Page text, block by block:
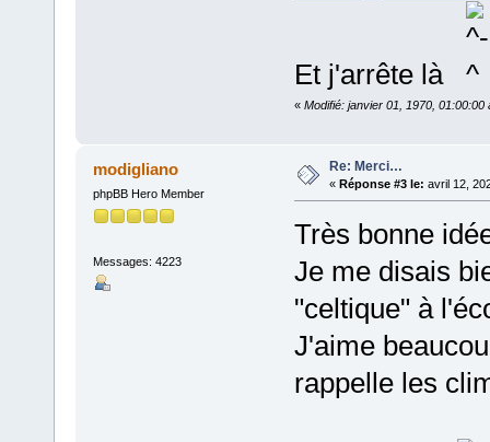
Et j'arrête là
« Modifié: janvier 01, 1970, 01:00:00
modigliano
phpBB Hero Member
Messages: 4223
Re: Merci…
« Réponse #3 le: avril 12,
Très bonne
Je me disais
"celtique" à
J'aime
rappelle les